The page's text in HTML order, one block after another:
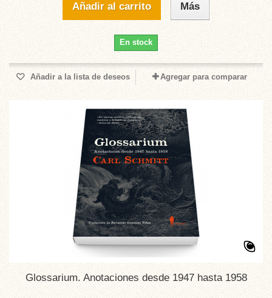
Añadir al carrito Más
En stock
Añadir a la lista de deseos Agregar para comparar
Glossarium. Anotaciones desde 1947 hasta 1958